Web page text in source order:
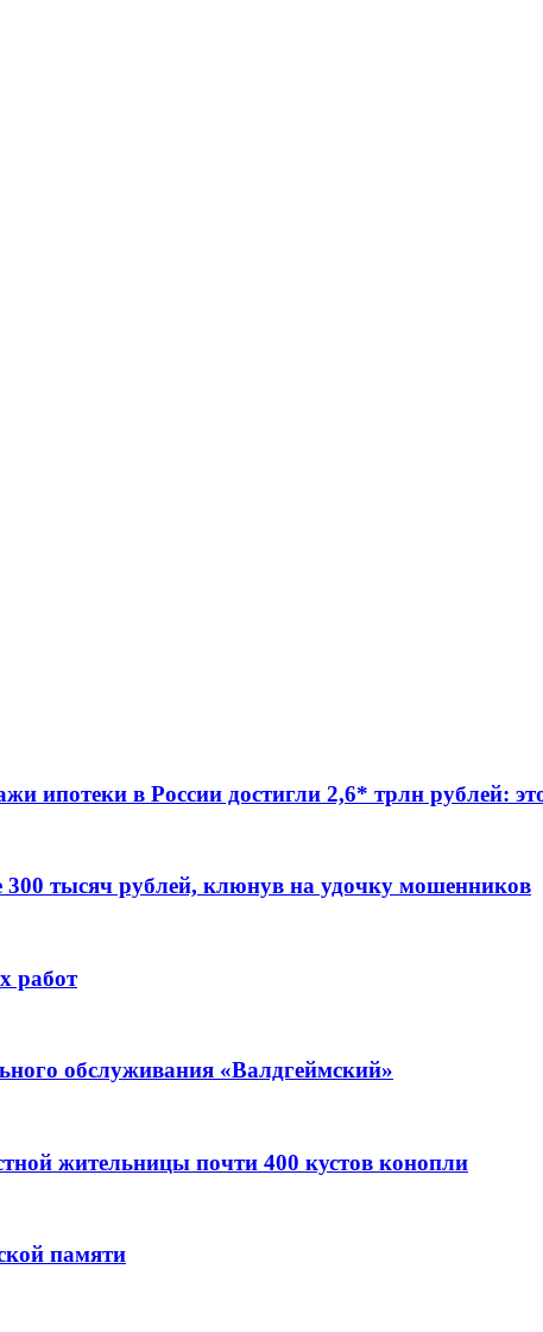
ипотеки в России достигли 2,6* трлн рублей:
300 тысяч рублей, клюнув на удочку мошенников
работ
обслуживания «Валдгеймский»
жительницы почти 400 кустов конопли
памяти